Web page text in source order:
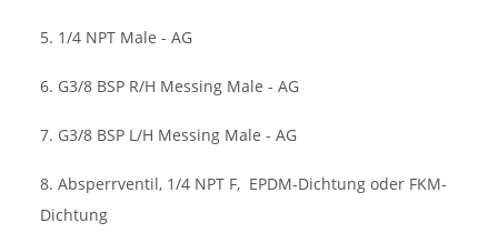
5. 1/4 NPT Male - AG
6. G3/8 BSP R/H Messing Male - AG
7. G3/8 BSP L/H Messing Male - AG
8. Absperrventil, 1/4 NPT F, EPDM-Dichtung oder FKM-
Dichtung